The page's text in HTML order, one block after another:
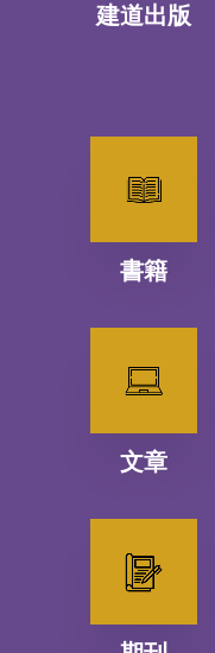
建道出版
書籍
文章